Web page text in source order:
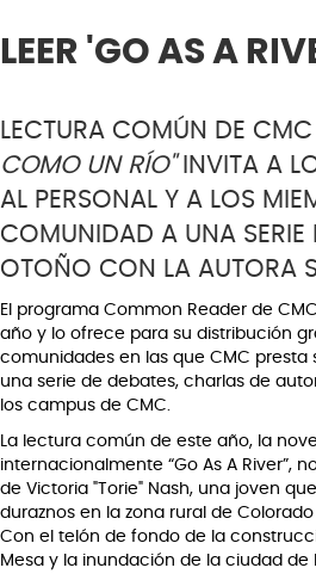
LEER 'GO AS A
LECTURA COMÚN DE
COMO UN RÍO" INVITA A
AL PERSONAL Y A LOS
COMUNIDAD A UNA SERIE
OTOÑO CON LA AUTORA
El programa Common Reader de
año y lo ofrece para su distribución
comunidades en las que CMC presta
una serie de debates, charlas de
los campus de CMC.
La lectura común de este año, la
internacionalmente “Go As A River”,
de Victoria "Torie" Nash, una joven
duraznos en la zona rural de Colorado
Con el telón de fondo de la
Mesa y la inundación de la ciudad de